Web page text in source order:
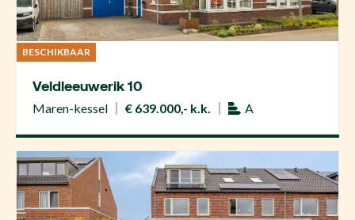
BESCHIKBAAR
Veldleeuwerik 10
Maren-kessel € 639.000,- k.k. A